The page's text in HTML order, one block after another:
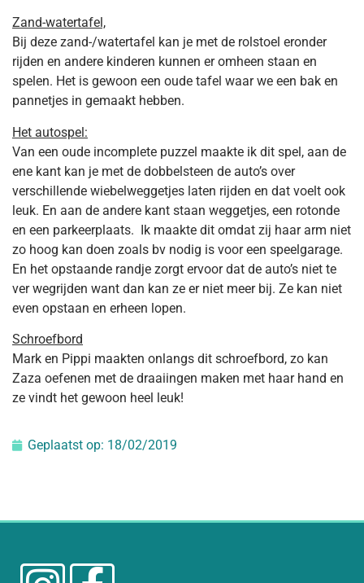
Zand-watertafel,
Bij deze zand-/watertafel kan je met de rolstoel eronder
rijden en andere kinderen kunnen er omheen staan en
spelen. Het is gewoon een oude tafel waar we een bak en
pannetjes in gemaakt hebben.
Het autospel:
Van een oude incomplete puzzel maakte ik dit spel, aan de
ene kant kan je met de dobbelsteen de auto’s over
verschillende wiebelweggetjes laten rijden en dat voelt ook
leuk. En aan de andere kant staan weggetjes, een rotonde
en een parkeerplaats. Ik maakte dit omdat zij haar arm niet
zo hoog kan doen zoals bv nodig is voor een speelgarage.
En het opstaande randje zorgt ervoor dat de auto’s niet te
ver wegrijden want dan kan ze er niet meer bij. Ze kan niet
even opstaan en erheen lopen.
Schroefbord
Mark en Pippi maakten onlangs dit schroefbord, zo kan
Zaza oefenen met de draaiingen maken met haar hand en
ze vindt het gewoon heel leuk!
Geplaatst op: 18/02/2019